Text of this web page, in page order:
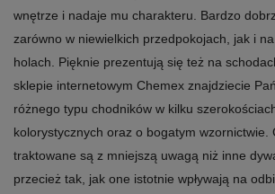
wnętrze i nadaje mu charakteru. Bardzo
zarówno w niewielkich przedpokojach, jak i
holach. Pięknie prezentują się też na
sklepie internetowym Chemex znajdziecie
różnego typu chodników w kilku
kolorystycznych oraz o bogatym wzornictwie.
traktowane są z mniejszą uwagą niż inne
przecież tak, jak one istotnie wpływają na